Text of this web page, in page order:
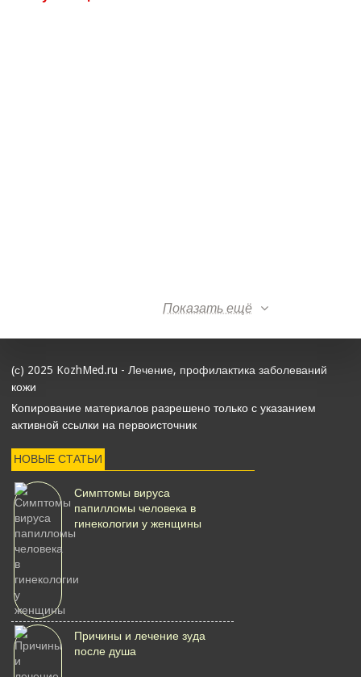
Показать ещё
(с) 2025 KozhMed.ru - Лечение, профилактика заболеваний
кожи
Копирование материалов разрешено только с указанием
активной ссылки на первоисточник
НОВЫЕ СТАТЬИ
Симптомы вируса
папилломы человека в
гинекологии у женщины
Причины и лечение зуда
после душа